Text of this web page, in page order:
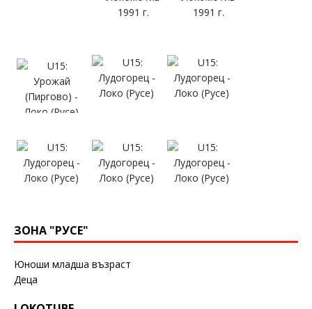
ЗОНА "РУСЕ"
Юноши младша възраст
Деца